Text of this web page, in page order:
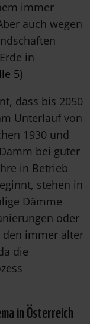
immer
auch wegen
in
5)
dass bis 2050
Unterlauf von
1930 und
bei guter
in Betrieb
stehen in
Dämme
oder
den immer älter
die
in Österreich